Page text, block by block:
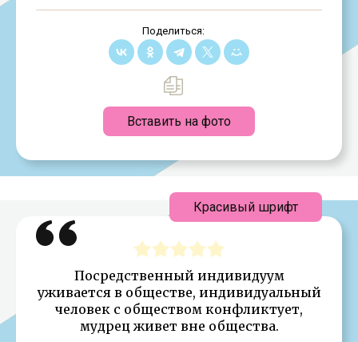
Поделиться:
Вставить на фото
Посредственный индивидуум
уживается в обществе, индивидуальный
человек с обществом конфликтует,
мудрец живет вне общества.
Красивый шрифт